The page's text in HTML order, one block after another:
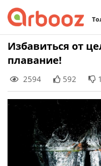
Skip
Избавиться от
плавание!
2594 592
Найти: